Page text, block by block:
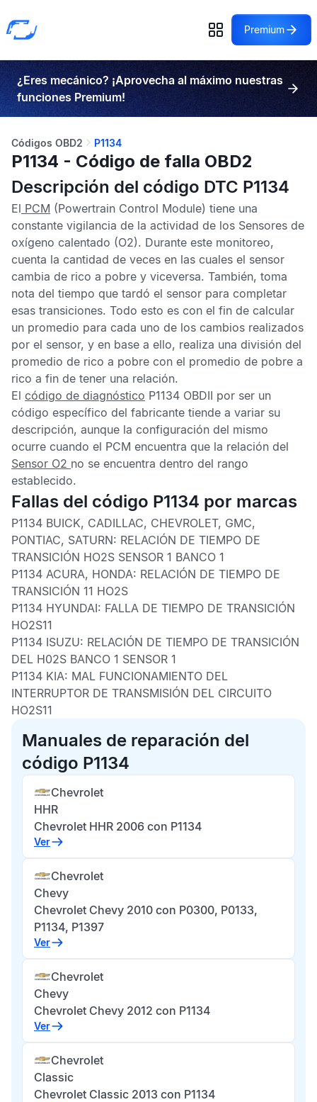
Premium
¿Eres mecánico? ¡Aprovecha al máximo nuestras
funciones Premium!
Códigos OBD2 P1134
P1134 - Código de falla OBD2
Descripción del código DTC P1134
El PCM (Powertrain Control Module) tiene una
constante vigilancia de la actividad de los Sensores de
oxígeno calentado (O2). Durante este monitoreo,
cuenta la cantidad de veces en las cuales el sensor
cambia de rico a pobre y viceversa. También, toma
nota del tiempo que tardó el sensor para completar
esas transiciones. Todo esto es con el fin de calcular
un promedio para cada uno de los cambios realizados
por el sensor, y en base a ello, realiza una división del
promedio de rico a pobre con el promedio de pobre a
rico a fin de tener una relación.
El código de diagnóstico P1134 OBDII por ser un
código específico del fabricante tiende a variar su
descripción, aunque la configuración del mismo
ocurre cuando el PCM encuentra que la relación del
Sensor O2 no se encuentra dentro del rango
establecido.
Fallas del código P1134 por marcas
P1134 BUICK, CADILLAC, CHEVROLET, GMC,
PONTIAC, SATURN: RELACIÓN DE TIEMPO DE
TRANSICIÓN HO2S SENSOR 1 BANCO 1
P1134 ACURA, HONDA: RELACIÓN DE TIEMPO DE
TRANSICIÓN 11 HO2S
P1134 HYUNDAI: FALLA DE TIEMPO DE TRANSICIÓN
HO2S11
P1134 ISUZU: RELACIÓN DE TIEMPO DE TRANSICIÓN
DEL H02S BANCO 1 SENSOR 1
P1134 KIA: MAL FUNCIONAMIENTO DEL
INTERRUPTOR DE TRANSMISIÓN DEL CIRCUITO
HO2S11
Manuales de reparación del
código P1134
Chevrolet
HHR
Chevrolet HHR 2006 con P1134
Ver
Chevrolet
Chevy
Chevrolet Chevy 2010 con P0300, P0133,
P1134, P1397
Ver
Chevrolet
Chevy
Chevrolet Chevy 2012 con P1134
Ver
Chevrolet
Classic
Chevrolet Classic 2013 con P1134